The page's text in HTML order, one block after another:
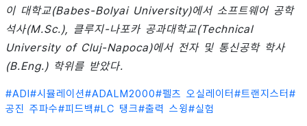
이 대학교(Babes-Bolyai University)에서 소프트웨어 공학
석사(M.Sc.), 클루지-나포카 공과대학교(Technical
University of Cluj-Napoca)에서 전자 및 통신공학 학사
(B.Eng.) 학위를 받았다.
#ADI#시뮬레이션#ADALM2000#펠츠 오실레이터 #트랜지스터 #
공진 주파수#피드백#LC 탱크#출력 스윙#실험